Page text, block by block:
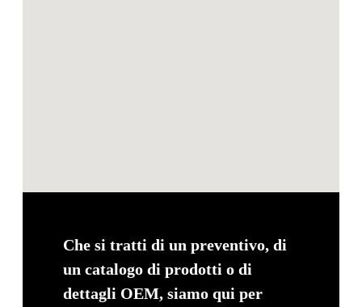
Che si tratti di un preventivo, di
un catalogo di prodotti o di
dettagli OEM, siamo qui per